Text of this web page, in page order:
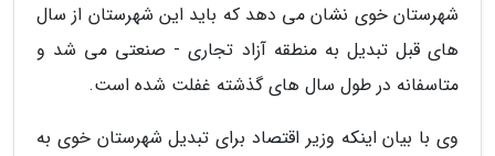
شهرستان خوی نشان می دهد که باید این شهرستان از سال
های قبل تبدیل به منطقه آزاد تجاری - صنعتی می شد و
متاسفانه در طول سال های گذشته غفلت شده است.
وی با بیان اینکه وزیر اقتصاد برای تبدیل شهرستان خوی به